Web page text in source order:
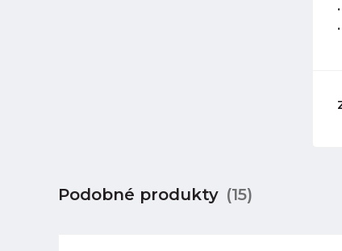
Podobné produkty (15)